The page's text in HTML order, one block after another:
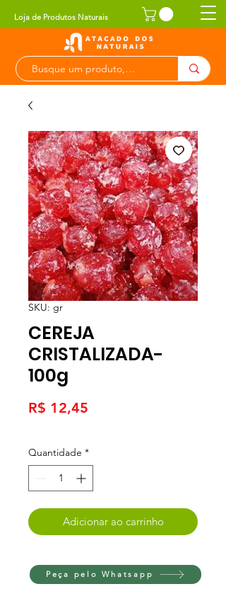
Loja de Produtos Naturais
SKU: gr
CEREJA
CRISTALIZADA-
100g
R$ 12,45
Quantidade *
Adicionar ao carrinho
Peça pelo Whatsapp